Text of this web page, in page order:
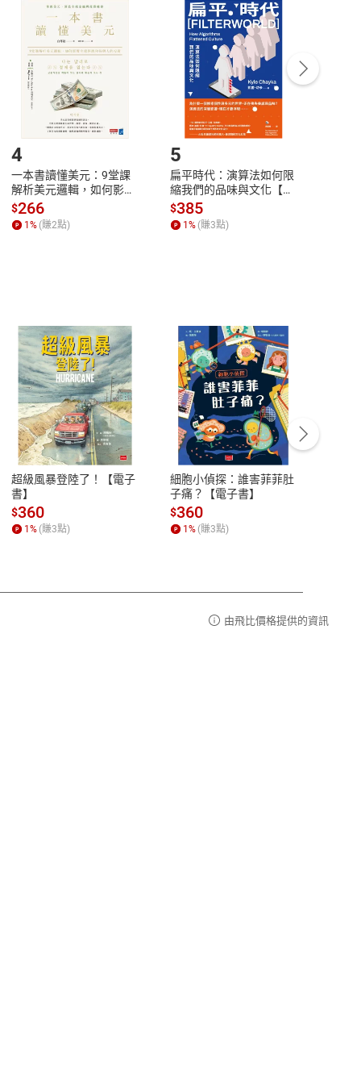
點選「瀏覽訂單明細」 「申請取消訂單/退
貨。
付款方式
Payment
完成訂單
Complete
號，下載書籍後看書
期
解
性
參
客服資訊
服務時間：週一到週五 10:00-12:00、
13:00-17:00 (國定假日及例假日休息)
客服電話：0080-1857077
4
一本書讀懂美元：9堂課
解析美元邏輯，如何影響
全球經濟和每個人的投資
【電子書】
$266
1% (賺2點)
5
扁平時代：演算法如何限
縮我們的品味與文化【電
子書】
$385
1% (賺3點)
超級風暴登陸了！【電子
書】
$360
1% (賺3點)
細胞小偵探：誰害菲菲肚
子痛？【電子書】
$360
1% (賺3點)
由飛比價格提供的資訊